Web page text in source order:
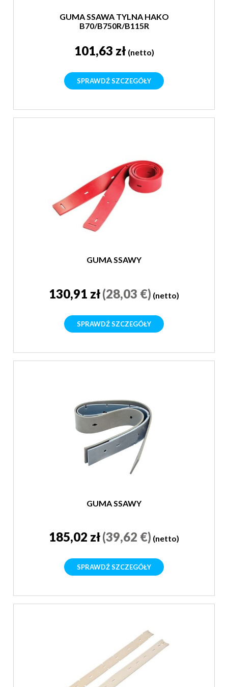
GUMA SSAWA TYLNA HAKO
B70/B750R/B115R
101,63 zł (netto)
SPRAWDŹ SZCZEGÓŁY
GUMA SSAWY
130,91 zł(28,03 €) (netto)
SPRAWDŹ SZCZEGÓŁY
GUMA SSAWY
185,02 zł(39,62 €) (netto)
SPRAWDŹ SZCZEGÓŁY